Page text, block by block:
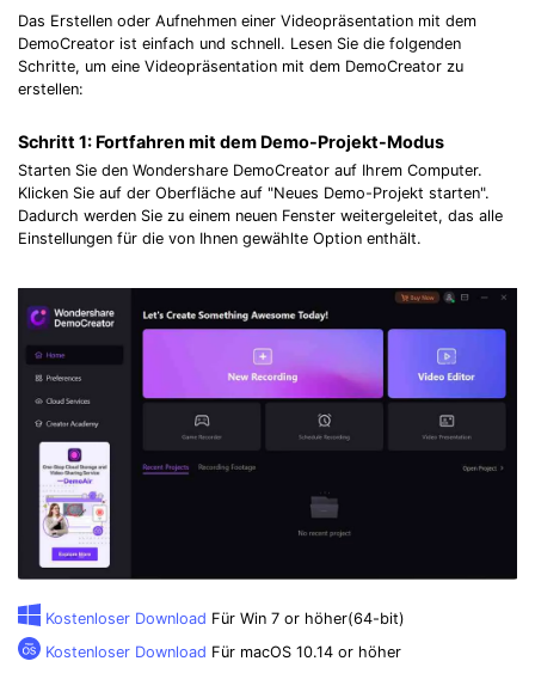
Das Erstellen oder Aufnehmen einer Videopräsentation mit dem
DemoCreator ist einfach und schnell. Lesen Sie die folgenden
Schritte, um eine Videopräsentation mit dem DemoCreator zu
erstellen:
Schritt 1: Fortfahren mit dem Demo-Projekt-Modus
Starten Sie den Wondershare DemoCreator auf Ihrem Computer.
Klicken Sie auf der Oberfläche auf "Neues Demo-Projekt starten".
Dadurch werden Sie zu einem neuen Fenster weitergeleitet, das alle
Einstellungen für die von Ihnen gewählte Option enthält.
Kostenloser Download Für Win 7 or höher(64-bit)
Kostenloser Download Für macOS 10.14 or höher